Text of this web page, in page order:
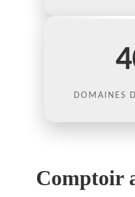
DOMAINES
Comptoir